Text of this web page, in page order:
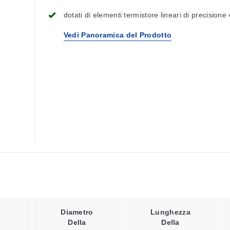
dotati di elementi termistore lineari di precisione
Vedi Panoramica del Prodotto
Diametro
Della
Lunghezza
Della